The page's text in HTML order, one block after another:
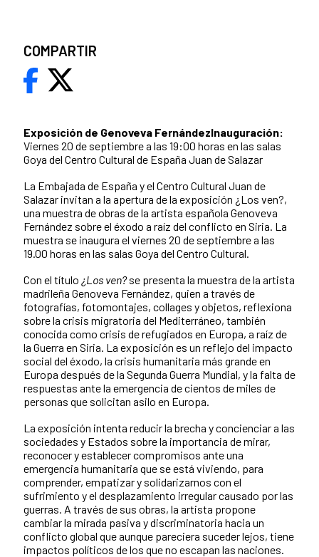
Exposición de Genoveva FernándezInauguración:
Viernes 20 de septiembre a las 19:00 horas en las salas
Goya del Centro Cultural de España Juan de Salazar
La Embajada de España y el Centro Cultural Juan de
Salazar invitan a la apertura de la exposición ¿Los ven?,
una muestra de obras de la artista española Genoveva
Fernández sobre el éxodo a raíz del conflicto en Siria. La
muestra se inaugura el viernes 20 de septiembre a las
19.00 horas en las salas Goya del Centro Cultural.
Con el título ¿Los ven?se presenta la muestra de la artista
madrileña Genoveva Fernández, quien a través de
fotografías, fotomontajes, collages y objetos, reflexiona
sobre la crisis migratoria del Mediterráneo, también
conocida como crisis de refugiados en Europa, a raíz de
la Guerra en Siria. La exposición es un reflejo del impacto
social del éxodo, la crisis humanitaria más grande en
Europa después de la Segunda Guerra Mundial, y la falta de
respuestas ante la emergencia de cientos de miles de
personas que solicitan asilo en Europa.
La exposición intenta reducir la brecha y concienciar a las
sociedades y Estados sobre la importancia de mirar,
reconocer y establecer compromisos ante una
emergencia humanitaria que se está viviendo, para
comprender, empatizar y solidarizarnos con el
sufrimiento y el desplazamiento irregular causado por las
guerras. A través de sus obras, la artista propone
cambiar la mirada pasiva y discriminatoria hacia un
conflicto global que aunque pareciera suceder lejos, tiene
impactos políticos de los que no escapan las naciones.
COMPARTIR